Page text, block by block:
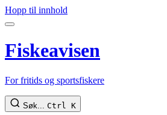
Hopp til innhold
Fiskeavisen
For fritids og sportsfiskere
Søk... Ctrl K